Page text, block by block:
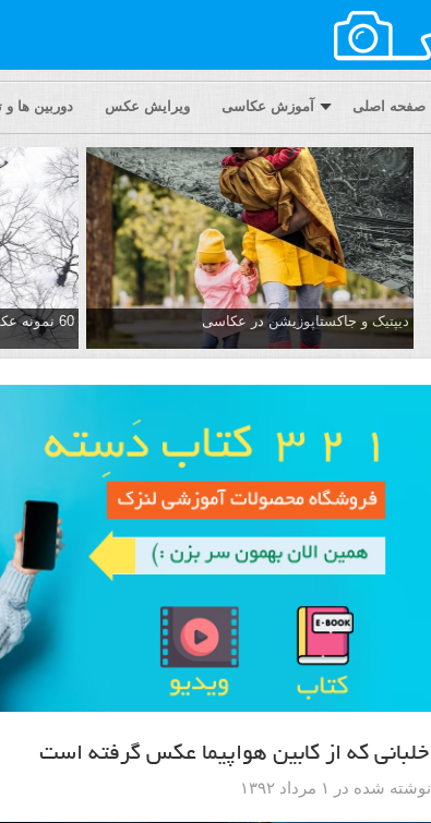
صفحه اصلی آموزش عکاسی ویرایش عکس دوربین ها و
دیپتیک و جاکستا‌پوزیشن در عکاسی 60 نمونه عکس سبک ماکسیمالیسم
خلبانی که از کابین هواپیما عکس گرفته است
نوشته شده در ۱ مرداد ۱۳۹۲